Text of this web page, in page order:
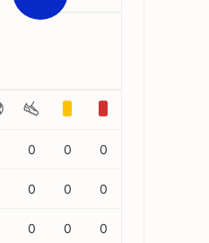
0 0 0
0 0 0
0 0 0